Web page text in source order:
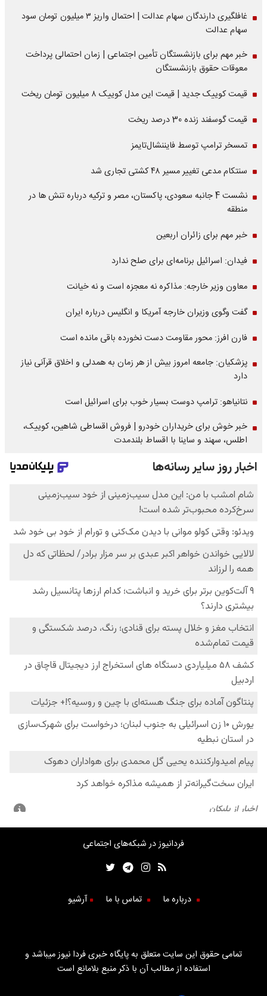
غافلگیری دارندگان سهام عدالت | احتمال واریز ۳ میلیون تومان سود
سهام عدالت
خبر مهم برای بازنشستگان تأمین اجتماعی | زمان احتمالی پرداخت
معوقات حقوق بازنشستگان
قیمت کوییک جدید | قیمت این مدل کوییک ۸ میلیون تومان ریخت
قیمت گوسفند زنده 30 درصد ریخت
تمسخر ترامپ توسط فایننشال‌تایمز
سنتکام مدعی تغییر مسیر ۴۸ کشتی تجاری شد
نشست 4 جانبه سعودی، پاکستان، مصر و ترکیه درباره تنش ها در
منطقه
خبر مهم برای زائران اربعین
فیدان: اسرائیل برنامه‌ای برای صلح ندارد
معاون وزیر خارجه: مذاکره نه معجزه است و نه خیانت
گفت وگوی وزیران خارجه آمریکا و انگلیس درباره ایران
فارن افرز: محور مقاومت دست نخورده باقی مانده است
پزشکیان: جامعه امروز بیش از هر زمان به همدلی و اخلاق قرآنی نیاز
دارد
نتانیاهو: ترامپ دوست بسیار خوب برای اسرائیل است
خبر خوش برای خریداران خودرو | فروش اقساطی شاهین، کوییک،
اطلس، سهند و ساینا با اقساط بلندمدت
فردانیوز در شبکه‌های اجتماعی
درباره ما تماس با ما آرشیو
تمامی حقوق این سایت متعلق به پایگاه خبری فردا نیوز میباشد و
استفاده از مطالب آن با ذکر منبع بلامانع است